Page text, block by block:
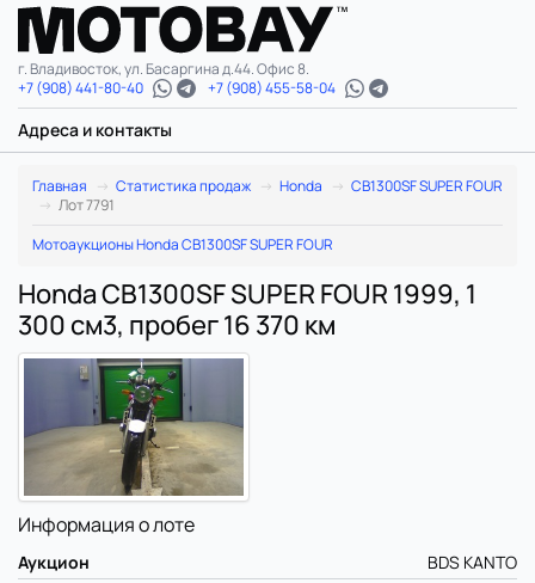
г. Владивосток, ул. Басаргина д.44. Офис 8.
+7 (908) 441-80-40
+7 (908) 455-58-04
Адреса и контакты
Главная Статистика продаж Honda
CB1300SF SUPER FOUR
Лот 7791
Мотоаукционы Honda CB1300SF SUPER FOUR
Honda CB1300SF SUPER FOUR 1999, 1
300 см3, пробег 16 370 км
Информация о лоте
Аукцион
BDS KANTO